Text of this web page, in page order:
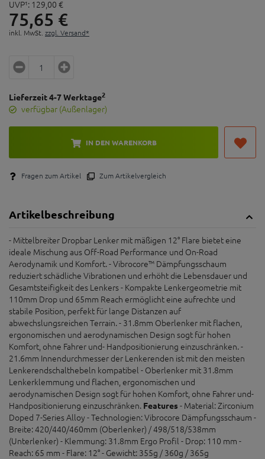
UVP¹: 129, 00 €
75,65 €
inkl. MwSt. zzgl. Versand*
Lieferzeit 4-7 Werktage2
verfügbar (Außenlager)
IN DEN WARENKORB
Fragen zum Artikel Zum Artikelvergleich
Artikelbeschreibung
- Mittelbreiter Dropbar Lenker mit mäßigen 12° Flare bietet eine
ideale Mischung aus Off-Road Performance und On-Road
Aerodynamik und Komfort. - Vibrocore™ Dämpfungsschaum
reduziert schädliche Vibrationen und erhöht die Lebensdauer und
Gesamtsteifigkeit des Lenkers - Kompakte Lenkergeometrie mit
110mm Drop und 65mm Reach ermöglicht eine aufrechte und
stabile Position, perfekt für lange Distanzen auf
abwechslungsreichen Terrain. - 31.8mm Oberlenker mit flachen,
ergonomischen und aerodynamischen Design sogt für hohen
Komfort, ohne Fahrer und- Handpositionierung einzuschränken. -
21.6mm Innendurchmesser der Lenkerenden ist mit den meisten
Lenkerendschalthebeln kompatibel - Oberlenker mit 31.8mm
Lenkerklemmung und flachen, ergonomischen und
aerodynamischen Design sogt für hohen Komfort, ohne Fahrer und-
Handpositionierung einzuschränken. Features - Material: Zirconium
Doped 7-Series Alloy - Technologien: Vibrocore Dämpfungsschaum -
Breite: 420/440/460mm (Oberlenker) / 498/518/538mm
(Unterlenker) - Klemmung: 31.8mm Ergo Profil - Drop: 110 mm -
Reach: 65 mm - Flare: 12° - Gewicht: 355g / 360g / 365g